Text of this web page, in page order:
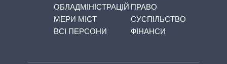
ОБЛАДМІНІСТРАЦІЙ
МЕРИ МІСТ
ВСІ ПЕРСОНИ
ПРАВО
СУСПІЛЬСТВО
ФІНАНСИ